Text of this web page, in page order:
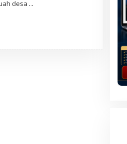
desa